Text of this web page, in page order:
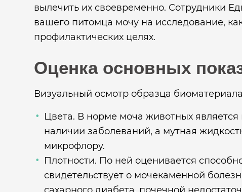
вылечить их своевременно. Сотрудники
вашего питомца мочу на исследование,
профилактических целях.
Оценка основных
Визуальный осмотр образца
Цвета. В норме моча животных
наличии заболеваний, а мутная
микрофлору.
Плотности. По ней оценивается
свидетельствует о мочекаменной